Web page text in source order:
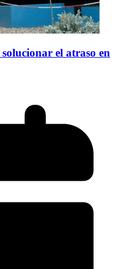
el atraso en